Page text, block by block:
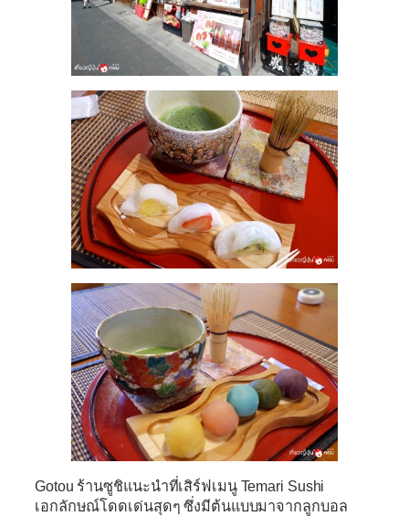
Gotou ร้านซูชิแนะนำที่เสิร์ฟเมนู Temari Sushi
เอกลักษณ์โดดเด่นสุดๆ ซึ่งมีต้นแบบมาจากลูกบอล